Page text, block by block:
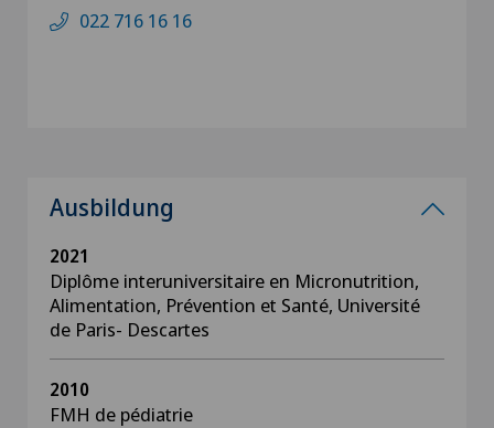
022 716 16 16
Ausbildung
2021
Diplôme interuniversitaire en Micronutrition,
Alimentation, Prévention et Santé, Université
de Paris- Descartes
2010
FMH de pédiatrie